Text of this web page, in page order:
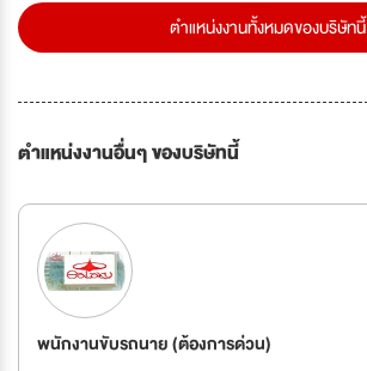
ตำแหน่งงานทั้งหมดของบริษัทนี้
ตำแหน่งงานอื่นๆ ของบริษัทนี้
พนักงานขับรถนาย (ต้องการด่วน)